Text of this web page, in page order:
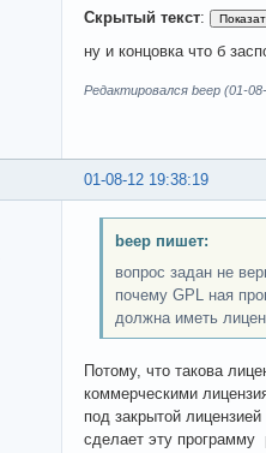
Скрытый текст:
ну и концовка что б
Редактировался beep (01-
01-08-12 19:38:19
beep пишет:
вопрос задан не
почему GPL ная
должна иметь
Потому, что такова
коммерческими
под закрытой
сделает эту программу